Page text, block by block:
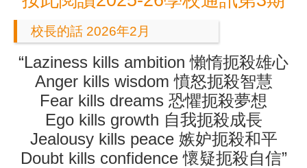
校長的話 2026年2月
“Laziness kills ambition 懶惰扼殺雄心
Anger kills wisdom 憤怒扼殺智慧
Fear kills dreams 恐懼扼殺夢想
Ego kills growth 自我扼殺成長
Jealousy kills peace 嫉妒扼殺和平
Doubt kills confidence 懷疑扼殺自信”